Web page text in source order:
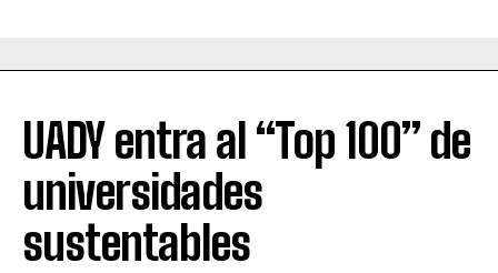
UADY entra al “Top 100” de
universidades
sustentables